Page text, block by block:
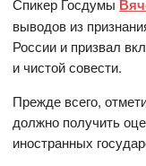
Спикер Госдумы
выводов из
России и призвал
и чистой совести.
Прежде всего,
должно получить
иностранных